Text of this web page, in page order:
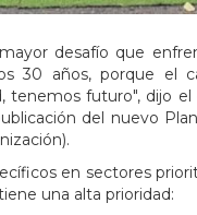
desafío que
30 años, porque el
tenemos futuro", dijo
del nuevo
en sectores
una alta prioridad: